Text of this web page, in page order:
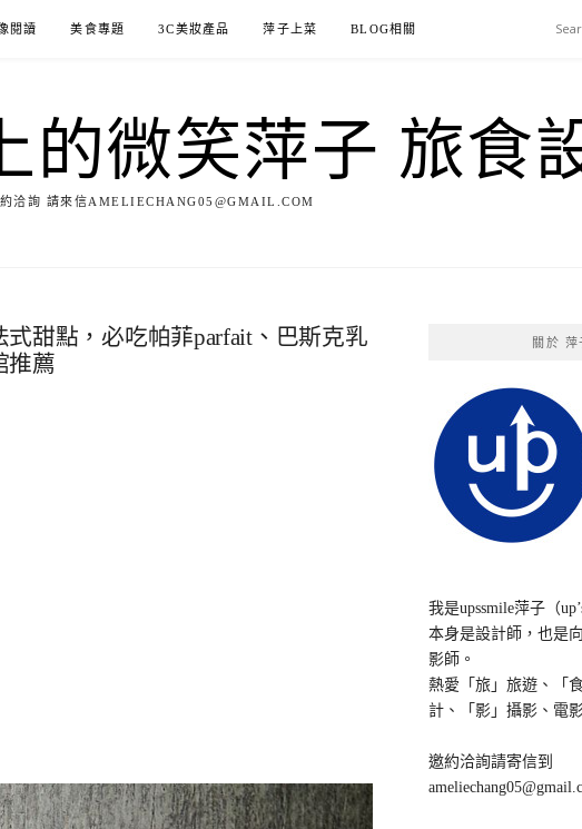
閱讀 美食專題 3C美妝產品 萍子上菜 BLOG相關
的微笑萍子 旅食
洽詢 請來信AMELIECHANG05@GMAIL.COM
甜點，必吃帕菲parfait、巴斯克乳
推薦
關於 萍
我是upssmile萍子（
本身是設計師，也是
影師。
熱愛「旅」旅遊、「
計、「影」攝影、電影
邀約洽詢請寄信到